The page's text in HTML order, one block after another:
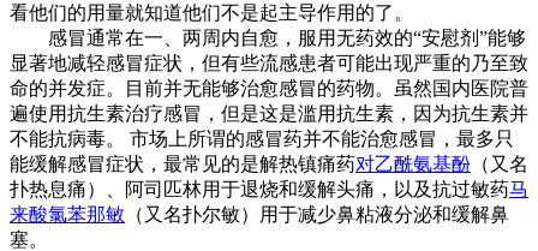
看他们的用量就知道他们不是起主导作用的了。
感冒通常在一、两周内自愈，服用无药效的“安慰剂”能够
显著地减轻感冒症状，但有些流感患者可能出现严重的乃至致
命的并发症。目前并无能够治愈感冒的药物。虽然国内医院普
遍使用抗生素治疗感冒，但是这是滥用抗生素，因为抗生素并
不能抗病毒。 市场上所谓的感冒药并不能治愈感冒，最多只
能缓解感冒症状，最常见的是解热镇痛药对乙酰氨基酚 （又名
扑热息痛）、阿司匹林用于退烧和缓解头痛，以及抗过敏药马
来酸氯苯那敏 （又名扑尔敏）用于减少鼻粘液分泌和缓解鼻
塞。